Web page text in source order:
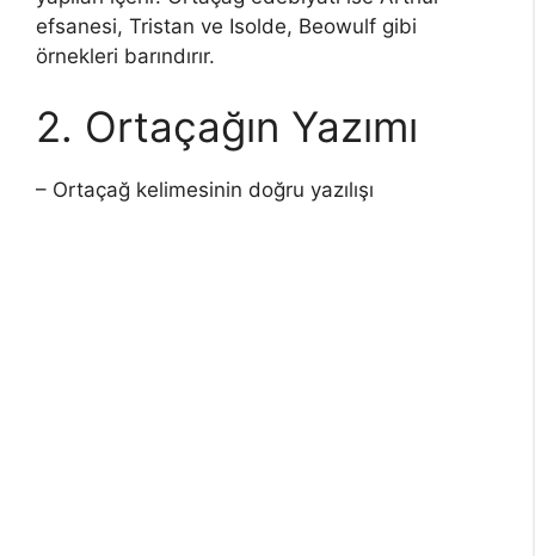
efsanesi, Tristan ve Isolde, Beowulf gibi
örnekleri barındırır.
2. Ortaçağın Yazımı
– Ortaçağ kelimesinin doğru yazılışı